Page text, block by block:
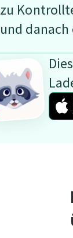
zu
und